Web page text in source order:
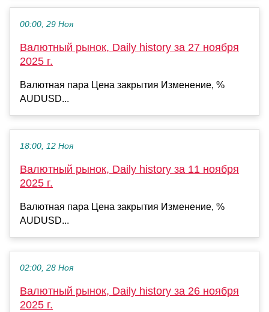
00:00, 29 Ноя
Валютный рынок, Daily history за 27 ноября
2025 г.
Валютная пара Цена закрытия Изменение, %
AUDUSD...
18:00, 12 Ноя
Валютный рынок, Daily history за 11 ноября
2025 г.
Валютная пара Цена закрытия Изменение, %
AUDUSD...
02:00, 28 Ноя
Валютный рынок, Daily history за 26 ноября
2025 г.